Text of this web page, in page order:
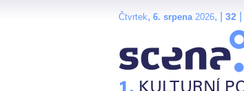
Čtvrtek, 6. srpena2026, | 32